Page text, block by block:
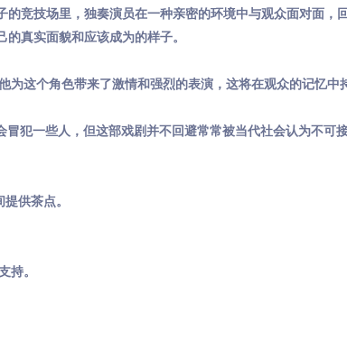
竞技场里，独奏演员在一种亲密的环境中与观众面对面，
真实面貌和应该成为的样子。
为这个角色带来了激情和强烈的表演，这将在观众的记忆中
犯一些人，但这部戏剧并不回避常常被当代社会认为不可
供茶点。
持。